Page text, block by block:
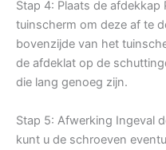
Stap 4: Plaats de
tuinscherm om deze af te
bovenzijde van het
de afdeklat op de
die lang genoeg zijn.
Stap 5: Afwerking Ingeval
kunt u de schroeven